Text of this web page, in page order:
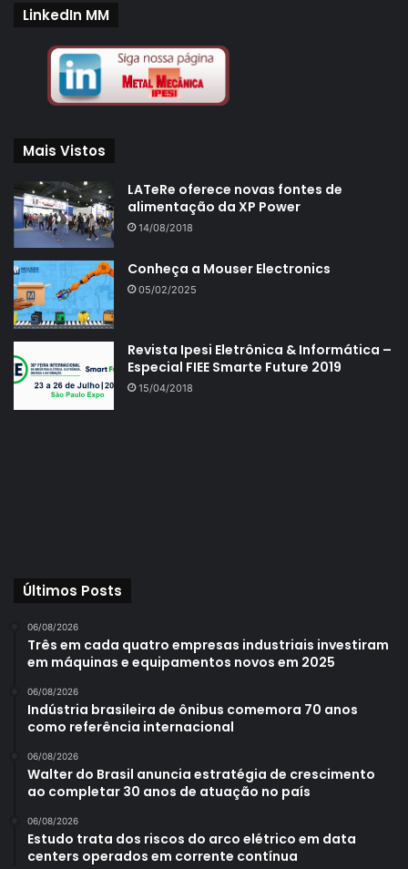
LinkedIn MM
Mais Vistos
LATeRe oferece novas fontes de
alimentação da XP Power
14/08/2018
Conheça a Mouser Electronics
05/02/2025
Revista Ipesi Eletrônica & Informática –
Especial FIEE Smarte Future 2019
15/04/2018
Últimos Posts
06/08/2026
Três em cada quatro empresas industriais investiram
em máquinas e equipamentos novos em 2025
06/08/2026
Indústria brasileira de ônibus comemora 70 anos
como referência internacional
06/08/2026
Walter do Brasil anuncia estratégia de crescimento
ao completar 30 anos de atuação no país
06/08/2026
Estudo trata dos riscos do arco elétrico em data
centers operados em corrente contínua